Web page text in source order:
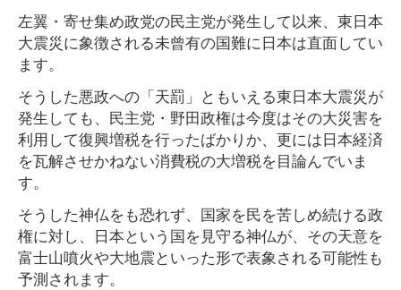
左翼・寄せ集め政党の民主党が発生して以来、東日本
大震災に象徴される未曾有の国難に日本は直面してい
ます。
そうした悪政への「天罰」ともいえる東日本大震災が
発生しても、民主党・野田政権は今度はその大災害を
利用して復興増税を行ったばかりか、更には日本経済
を瓦解させかねない消費税の大増税を目論んでいま
す。
そうした神仏をも恐れず、国家を民を苦しめ続ける政
権に対し、日本という国を見守る神仏が、その天意を
富士山噴火や大地震といった形で表象される可能性も
予測されます。